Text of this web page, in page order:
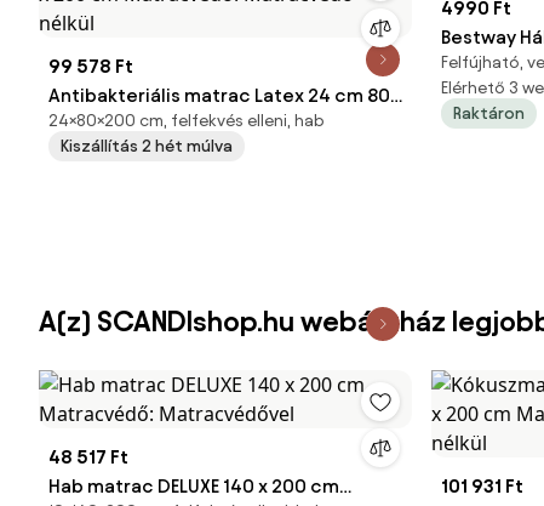
99 578 Ft
Antibakteriális matrac Latex 24 cm 80
x 200 cm Matracvédő: Matracvédő
nélkül
24×80×200 cm, felfekvés elleni, hab
Kiszállítás 2 hét múlva
4990 Ft
Bestway
Felfújható,
Elérhető 3
Raktáron
A(z) SCANDIshop.hu webáruház
48 517 Ft
Hab matrac DELUXE 140 x 200 cm
101 931 Ft